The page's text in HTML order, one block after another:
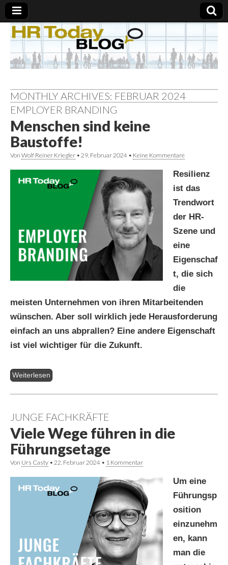
MONTHLY ARCHIVES: FEBRUAR 2024
EMPLOYER BRANDING
Menschen sind keine
Baustoffe!
Von Wolf Reiner Kriegler • 29. Februar 2024 • Keine Kommentare
Resilienz
ist das
Trendwort
der HR-
Szene und
eine
Eigenschaf
t, die sich
die
meisten Unternehmen von ihren Mitarbeitenden
wünschen. Aber soll wirklich jede Herausforderung
einfach an uns abprallen? Eine andere Eigenschaft
ist viel wichtiger für die Zukunft.
Weiterlesen
JUNGE FACHKRÄFTE
Viele Wege führen in die
Führungsetage
Von Urs Casty • 22. Februar 2024 • 1 Kommentar
Um eine
Führungsp
osition
einzunehm
en, kann
man die